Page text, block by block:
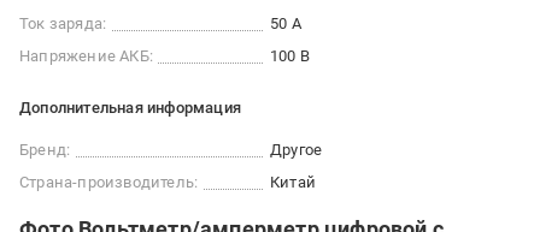
Ток заряда:
50 А
Напряжение АКБ:
100 В
Дополнительная информация
Бренд:
Другое
Страна-производитель:
Китай